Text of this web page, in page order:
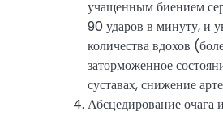
учащенным биением
90 ударов в минуту, и
количества вдохов
заторможенное
суставах, снижение
Абсцедирование очага